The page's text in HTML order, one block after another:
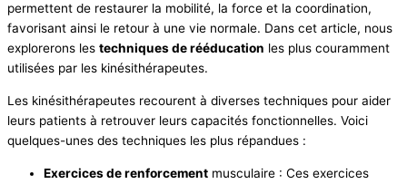
permettent de restaurer la mobilité, la force et la coordination,
favorisant ainsi le retour à une vie normale. Dans cet article, nous
explorerons les techniques de rééducation les plus couramment
utilisées par les kinésithérapeutes.
Les kinésithérapeutes recourent à diverses techniques pour aider
leurs patients à retrouver leurs capacités fonctionnelles. Voici
quelques-unes des techniques les plus répandues :
Exercices de renforcement musculaire : Ces exercices